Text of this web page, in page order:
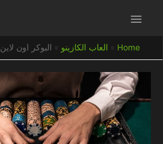
Home العاب الكازينو البوكر اون لاين